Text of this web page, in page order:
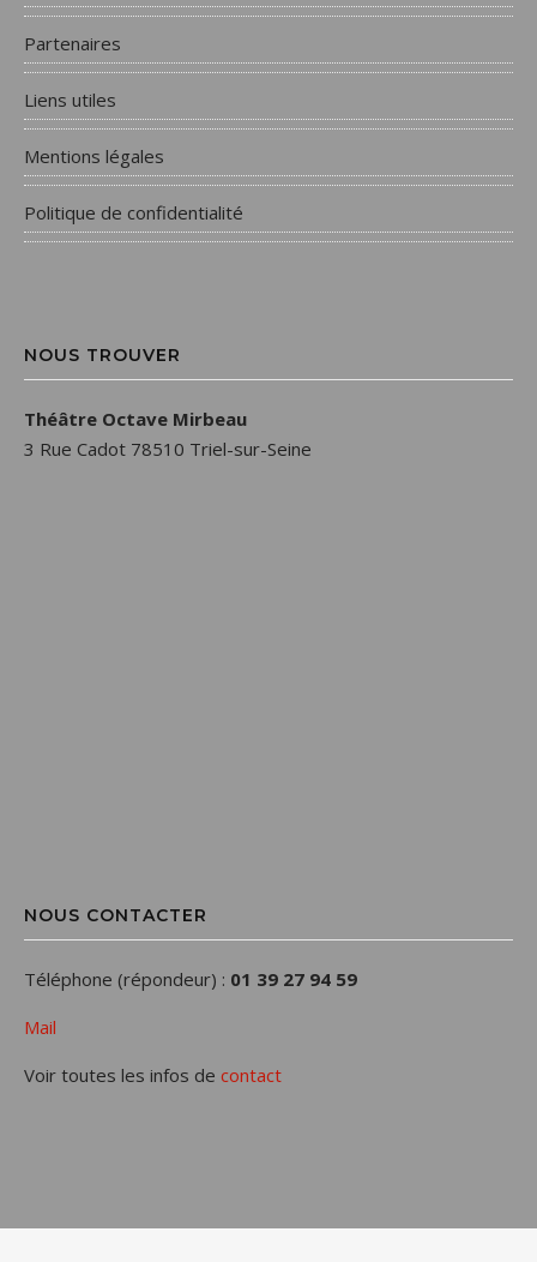
Partenaires
Liens utiles
Mentions légales
Politique de confidentialité
NOUS TROUVER
Théâtre Octave Mirbeau
3 Rue Cadot 78510 Triel-sur-Seine
NOUS CONTACTER
Téléphone (répondeur) : 01 39 27 94 59
Mail
Voir toutes les infos de contact